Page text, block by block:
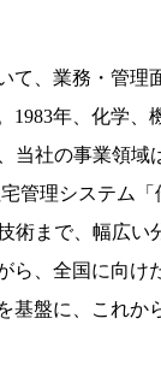
、業務・管
年、化学
社の事業領
管理システム
術まで、幅広
、全国に向
盤に、これ